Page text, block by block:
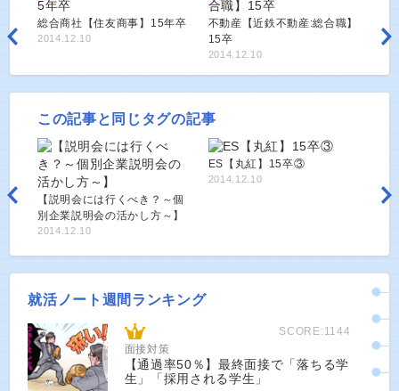
総合商社【住友商事】15年卒
2014.12.10
不動産【近鉄不動産:総合職】
15卒
2014.12.10
この記事と同じタグの記事
【説明会には行くべき？～個
別企業説明会の活かし方～】
2014.12.10
ES【丸紅】15卒③
2014.12.10
就活ノート週間ランキング
SCORE:1144
面接対策
【通過率50％】最終面接で「落ちる学
生」「採用される学生」